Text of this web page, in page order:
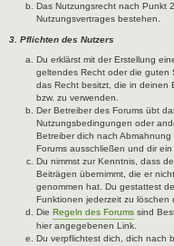
Das Nutzungsrecht nach Punkt
Nutzungsvertrages bestehen.
3. Pflichten des Nutzers
Du erklärst mit der Erstellung
geltendes Recht oder die guten
das Recht besitzt, die in deinen
bzw. zu verwenden.
Der Betreiber des Forums übt
Nutzungsbedingungen oder
Betreiber dich nach
Forums ausschließen und dir ein
Du nimmst zur Kenntnis, dass
Beiträgen übernimmt, die er
genommen hat. Du gestattest
Funktionen jederzeit zu löschen
Die Regeln des Forums sind
hier angegebenen Link.
Du verpflichtest dich, dich nach